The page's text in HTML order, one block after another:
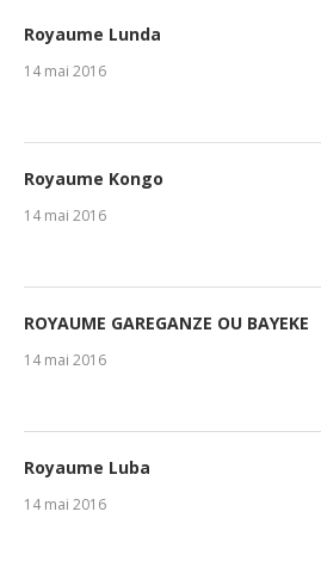
Royaume Lunda
14 mai 2016
Royaume Kongo
14 mai 2016
ROYAUME GAREGANZE OU BAYEKE
14 mai 2016
Royaume Luba
14 mai 2016